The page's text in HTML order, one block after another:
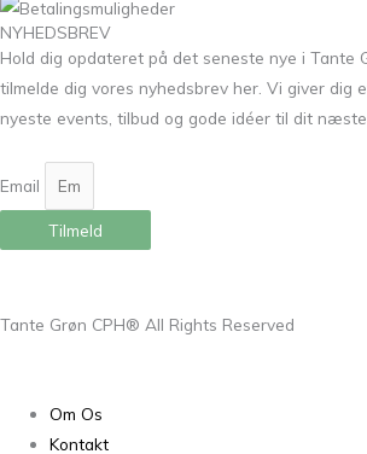
NYHEDSBREV
Hold dig opdateret på det seneste nye i Tante
tilmelde dig vores nyhedsbrev her. Vi giver dig
nyeste events, tilbud og gode idéer til dit
Email
Tilmeld
Tante Grøn CPH® All Rights Reserved
Om Os
Kontakt